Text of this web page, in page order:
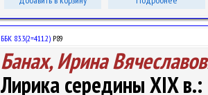
ББК 83.3(2=411.2) Р89
Банах, Ирина
Лирика середины XIX